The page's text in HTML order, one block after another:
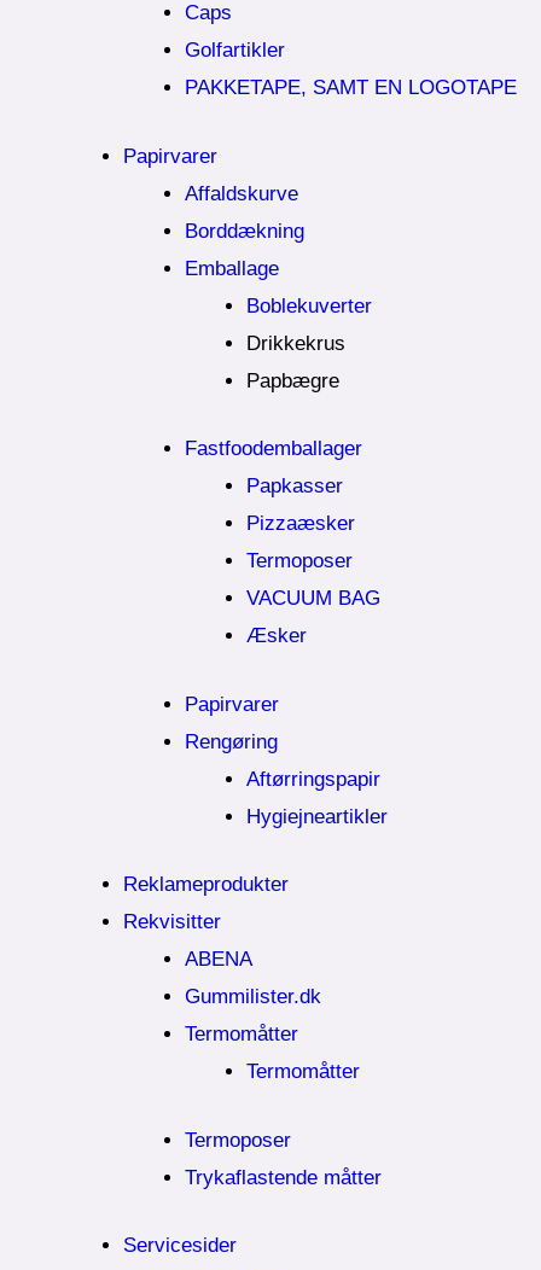
Caps
Golfartikler
PAKKETAPE, SAMT EN LOGOTAPE
Papirvarer
Affaldskurve
Borddækning
Emballage
Boblekuverter
Drikkekrus
Papbægre
Fastfoodemballager
Papkasser
Pizzaæsker
Termoposer
VACUUM BAG
Æsker
Papirvarer
Rengøring
Aftørringspapir
Hygiejneartikler
Reklameprodukter
Rekvisitter
ABENA
Gummilister.dk
Termomåtter
Termomåtter
Termoposer
Trykaflastende måtter
Servicesider